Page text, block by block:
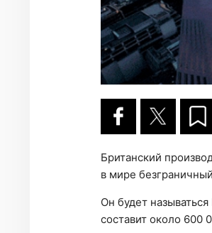
Британский
в мире
Он будет
составит около 600